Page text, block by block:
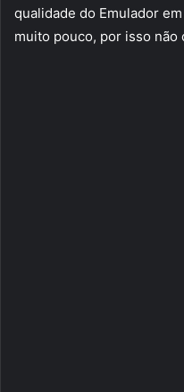
qualidade do Emulador
muito pouco, por isso não